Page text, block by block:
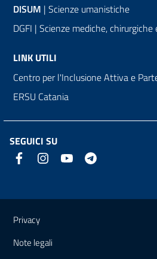
DISUM | Scienze umanistiche
DGFI | Scienze mediche,
LINK UTILI
Centro per l'Inclusione Attiva e
ERSU Catania
SEGUICI SU
Link e informazioni
Privacy
Note legali